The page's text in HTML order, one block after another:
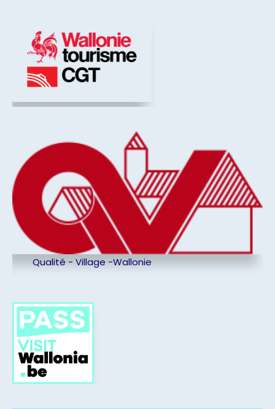
Qualité - Village -Wallonie